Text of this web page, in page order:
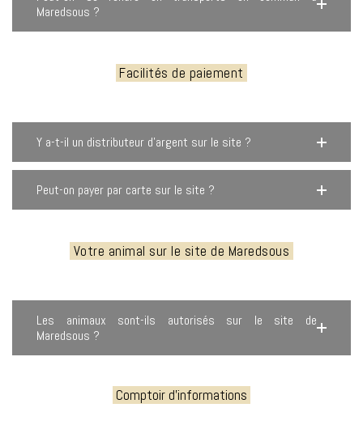
Maredsous ?
Facilités de paiement
Y a-t-il un distributeur d’argent sur le site ?
Peut-on payer par carte sur le site ?
Votre animal sur le site de Maredsous
Les animaux sont-ils autorisés sur le site de
Maredsous ?
Comptoir d'informations